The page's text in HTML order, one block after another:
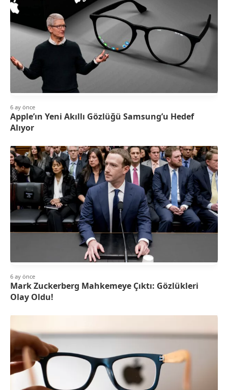
6 ay önce
Apple’ın Yeni Akıllı Gözlüğü Samsung’u Hedef
Alıyor
6 ay önce
Mark Zuckerberg Mahkemeye Çıktı: Gözlükleri
Olay Oldu!